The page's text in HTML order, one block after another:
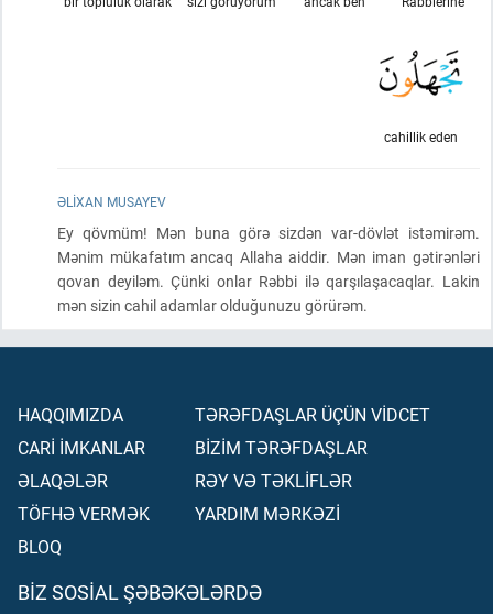
cahillik eden
ƏLIXAN MUSAYEV
Ey qövmüm! Mən buna görə sizdən var-dövlət istəmirəm.
Mənim mükafatım ancaq Allaha aiddir. Mən iman gətirənləri
qovan deyiləm. Çünki onlar Rəbbi ilə qarşılaşacaqlar. Lakin
mən sizin cahil adamlar olduğunuzu görürəm.
HAQQIMIZDA
CARİ İMKANLAR
ƏLAQƏLƏR
TÖFHƏ VERMƏK
BLOQ
TƏRƏFDAŞLAR ÜÇÜN VİDCET
BİZİM TƏRƏFDAŞLAR
RƏY VƏ TƏKLİFLƏR
YARDIM MƏRKƏZİ
BIZ SOSIAL ŞƏBƏKƏLƏRDƏ